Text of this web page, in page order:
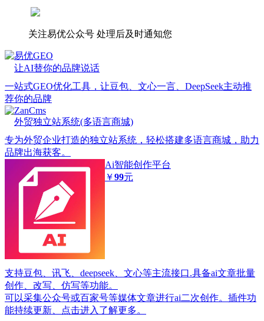
关注易优公众号 处理后及时通知您
易优GEO
让AI替你的品牌说话
一站式GEO优化工具，让豆包、文心一言、DeepSeek主动推
荐你的品牌
ZanCms
外贸独立站系统(多语言商城)
专为外贸企业打造的独立站系统，轻松搭建多语言商城，助力
品牌出海获客。
Ai智能创作平台
￥99元
支持豆包、讯飞、deepseek、文心等主流接口.具备ai文章批量
创作、改写、仿写等功能。
可以采集公众号或百家号等媒体文章进行ai二次创作。插件功
能持续更新、点击进入了解更多。